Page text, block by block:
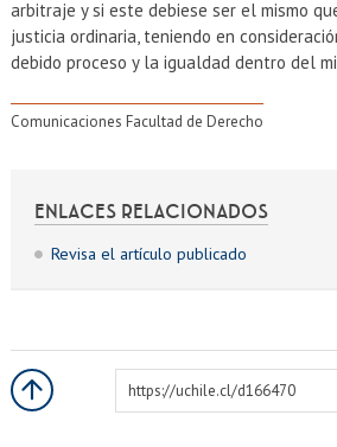
ENLACES RELACIONADOS
Revisa el artículo publicado
arbitraje y si este debiese ser el mismo
justicia ordinaria, teniendo en
debido proceso y la igualdad dentro del
Comunicaciones Facultad de Derecho
https://uchile.cl/d166470